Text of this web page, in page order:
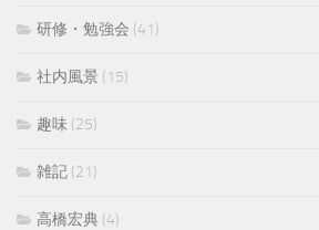
研修・勉強会 (41)
社内風景 (15)
趣味 (25)
雑記 (21)
高橋宏典 (4)